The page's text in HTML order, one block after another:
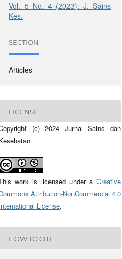
Vol. 5 No. 4 (2023): J. Sains
Kes.
SECTION
Articles
LICENSE
(c) 2024 Jurnal Sains dan
work is licensed under a Creative
Attribution-NonCommercial 4.0
License.
HOW TO CITE